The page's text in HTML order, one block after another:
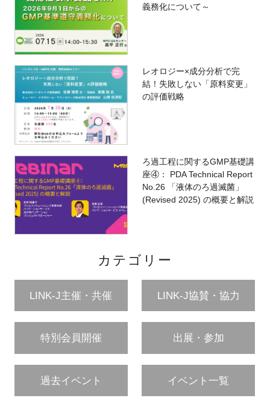
義務化について～
レオロジー×成分分析で完
結！失敗しない「原料変更」
の評価戦略
ろ過工程に関するGMP基礎講
座④： PDA Technical Report
No.26 「液体のろ過滅菌」
(Revised 2025) の概要と解説
カテゴリー
LINK-J主催・共催 LINK-J協賛・協力
特別会員開催 出展・参加
過去イベント イベント一覧